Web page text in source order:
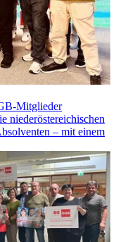
Mitglieder
niederöstereichischen
– mit einem